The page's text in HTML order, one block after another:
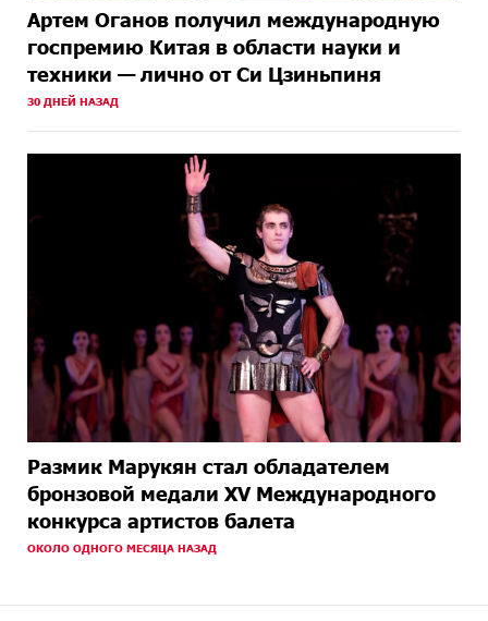
Артем Оганов получил международную
госпремию Китая в области науки и
техники — лично от Си Цзиньпиня
30 ДНЕЙ НАЗАД
Размик Марукян стал обладателем
бронзовой медали XV Международного
конкурса артистов балета
ОКОЛО ОДНОГО МЕСЯЦА НАЗАД